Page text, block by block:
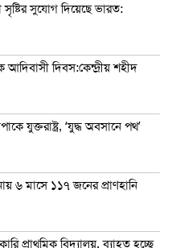
সৃষ্টির সুযোগ দিয়েছে ভারত:
দিবস:কেন্দ্রীয় শহীদ
যুক্তরাষ্ট্র, ‘যুদ্ধ অবসানে পথ’
৬ মাসে ১১৭ জনের প্রাণহানি
প্রাথমিক বিদ্যালয়, ব্যাহত হচ্ছে